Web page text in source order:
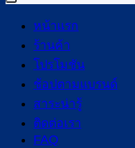
หน้าแรก
ร้านค้า
โปรโมชัน
ช้อปตามแบรนด์
สาระน่ารู้
ติดต่อเรา
FAQ